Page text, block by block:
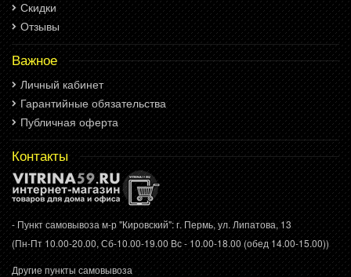
Скидки
Отзывы
Важное
Личный кабинет
Гарантийные обязательства
Публичная оферта
Контакты
- Пункт самовывоза м-р "Кировский": г. Пермь, ул. Липатова, 13
(Пн-Пт 10.00-20.00, Сб-10.00-19.00 Вс - 10.00-18.00 (обед 14.00-15.00))
Другие пункты самовывоза